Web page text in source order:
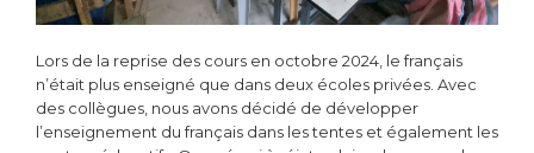
Lors de la reprise des cours en octobre 2024, le français
n’était plus enseigné que dans deux écoles privées. Avec
des collègues, nous avons décidé de développer
l’enseignement du français dans les tentes et également les